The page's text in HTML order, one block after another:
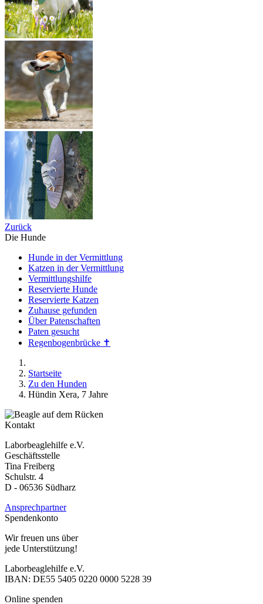
Zurück
Die Hunde
Hunde in der Vermittlung
Katzen in der Vermittlung
Vermittlungshilfe
Reservierte Hunde
Reservierte Katzen
Zuhause gefunden
Über Patenschaften
Paten gesucht
Regenbogenbrücke ✝
Startseite
Zu den Hunden
Hündin Xera, 7 Jahre
Kontakt
Laborbeaglehilfe e.V.
Geschäftsstelle
Tina Freiberg
Schulstr. 4
D - 06536 Südharz
Ansprechpartner
Spendenkonto
Wir freuen uns über
jede Unterstützung!
Laborbeaglehilfe e.V.
IBAN: DE55 5405 0220 0000 5228 39
Online spenden